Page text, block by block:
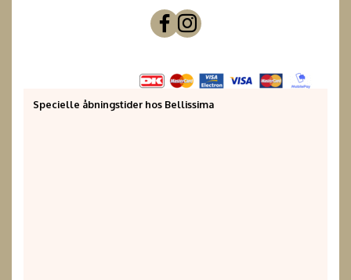
Specielle åbningstider hos Bellissima